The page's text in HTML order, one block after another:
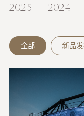
2025 2024
全部 新品